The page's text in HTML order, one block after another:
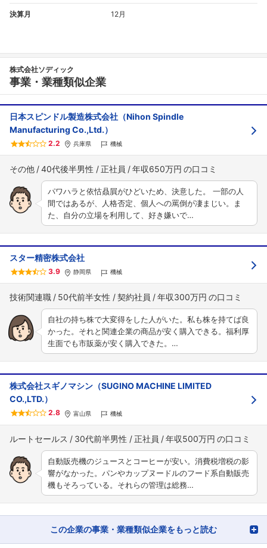
決算月 12月
株式会社ソディック
事業・業種類似企業
日本スピンドル製造株式会社（Nihon Spindle
Manufacturing Co.,Ltd.）
2.2 兵庫県 機械
その他 40代後半男性 正社員 年収650万円
パワハラと依怙贔屓がひどいため、決意した。 一部の人
間ではあるが、人格否定、個人への罵倒が凄まじい。ま
た、自分の立場を利用して、好き嫌いで…
スター精密株式会社
3.9 静岡県 機械
技術関連職 50代前半女性 契約社員 年収300万円
自社の持ち株で大変得をした人がいた。私も株を持てば良
かった。それと関連企業の商品が安く購入できる。福利厚
生面でも市販薬が安く購入できた。…
株式会社スギノマシン（SUGINO MACHINE LIMITED
CO.,LTD.）
2.8 富山県 機械
ルートセールス 30代前半男性 正社員 年収500万円
自動販売機のジュースとコーヒーが安い。消費税増税の影
響がなかった。パンやカップヌードルのフード系自動販売
機もそろっている。それらの管理は総務…
この企業の事業・業種類似企業をもっと読む